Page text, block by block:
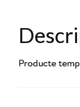
Producte